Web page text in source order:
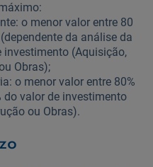
o menor valor entre 80
da análise da
investimento (Aquisição,
Obras);
o menor valor entre 80%
do valor de investimento
ou Obras).